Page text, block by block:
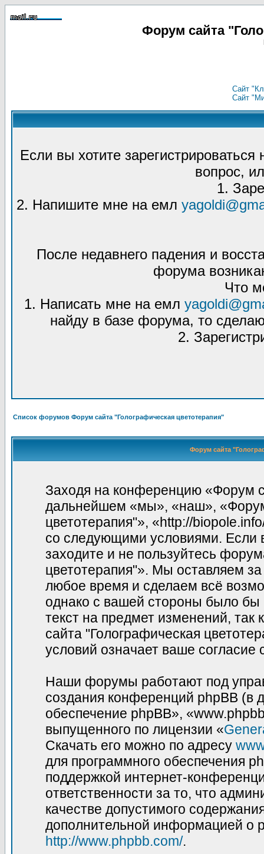
Форум сайта
Сайт
Сайт
Если вы хотите
вопрос,
1.
2. Напишите мне на емл
После недавнего падения и
форума
Что
1. Написать мне на емл
найду в базе форума, то
2.
Список форумов Форум сайта "Голографическая цветотерапия"
Форум сайта
Заходя на конференцию «Форум
дальнейшем «мы», «наш»,
цветотерапия"», «http://
со следующими условиями. Если
заходите и не пользуйтесь
цветотерапия"». Мы оставляем
любое время и сделаем всё
однако с вашей стороны было бы
текст на предмет изменений,
сайта "Голографическая
условий означает ваше согласие
Наши форумы работают под
создания конференций phpBB
обеспечение phpBB»,
выпущенного по лицензии «
Скачать его можно по адресу
для программного обеспечения
поддержкой интернет-
ответственности за то, что
качестве допустимого
дополнительной информацией о
http://www.phpbb.com/.